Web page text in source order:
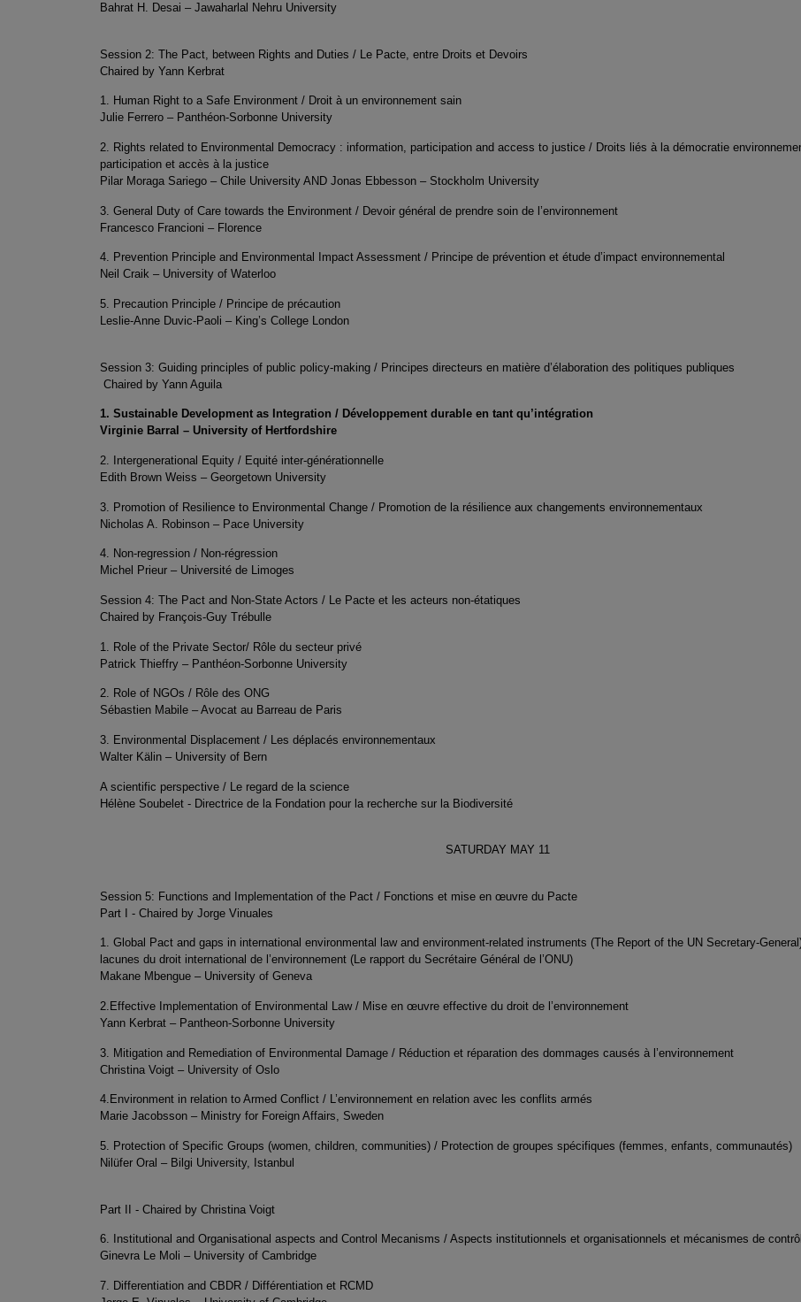
Bahrat H. Desai – Jawaharlal Nehru University
Session 2: The Pact, between Rights and Duties / Le Pacte, entre Droits et Devoirs
Chaired by Yann Kerbrat
1. Human Right to a Safe Environment / Droit à un environnement sain
Julie Ferrero – Panthéon-Sorbonne University
2. Rights related to Environmental Democracy : information, participation and access to justice / Droits liés à la démocratie
participation et accès à la justice
Pilar Moraga Sariego – Chile University AND Jonas Ebbesson – Stockholm University
3. General Duty of Care towards the Environment / Devoir général de prendre soin de l’environnement
Francesco Francioni – Florence
4. Prevention Principle and Environmental Impact Assessment / Principe de prévention et étude d’impact environnemental
Neil Craik – University of Waterloo
5. Precaution Principle / Principe de précaution
Leslie-Anne Duvic-Paoli – King’s College London
Session 3: Guiding principles of public policy-making / Principes directeurs en matière d’élaboration des politiques publiques
Chaired by Yann Aguila
1. Sustainable Development as Integration / Développement durable en tant qu’intégration
Virginie Barral – University of Hertfordshire
2. Intergenerational Equity / Equité inter-générationnelle
Edith Brown Weiss – Georgetown University
3. Promotion of Resilience to Environmental Change / Promotion de la résilience aux changements environnementaux
Nicholas A. Robinson – Pace University
4. Non-regression / Non-régression
Michel Prieur – Université de Limoges
Session 4: The Pact and Non-State Actors / Le Pacte et les acteurs non-étatiques
Chaired by François-Guy Trébulle
1. Role of the Private Sector/ Rôle du secteur privé
Patrick Thieffry – Panthéon-Sorbonne University
2. Role of NGOs / Rôle des ONG
Sébastien Mabile – Avocat au Barreau de Paris
3. Environmental Displacement / Les déplacés environnementaux
Walter Kälin – University of Bern
A scientific perspective / Le regard de la science
Hélène Soubelet - Directrice de la Fondation pour la recherche sur la Biodiversité
SATURDAY MAY 11
Session 5: Functions and Implementation of the Pact / Fonctions et mise en œuvre du Pacte
Part I - Chaired by Jorge Vinuales
1. Global Pact and gaps in international environmental law and environment-related instruments (The Report of the UN Secretary-
lacunes du droit international de l’environnement (Le rapport du Secrétaire Général de l’ONU)
Makane Mbengue – University of Geneva
2.Effective Implementation of Environmental Law / Mise en œuvre effective du droit de l’environnement
Yann Kerbrat – Pantheon-Sorbonne University
3. Mitigation and Remediation of Environmental Damage / Réduction et réparation des dommages causés à l’environnement
Christina Voigt – University of Oslo
4.Environment in relation to Armed Conflict / L’environnement en relation avec les conflits armés
Marie Jacobsson – Ministry for Foreign Affairs, Sweden
5. Protection of Specific Groups (women, children, communities) / Protection de groupes spécifiques (femmes, enfants, communautés)
Nilüfer Oral – Bilgi University, Istanbul
Part II - Chaired by Christina Voigt
6. Institutional and Organisational aspects and Control Mecanisms / Aspects institutionnels et organisationnels et mécanismes de
Ginevra Le Moli – University of Cambridge
7. Differentiation and CBDR / Différentiation et RCMD